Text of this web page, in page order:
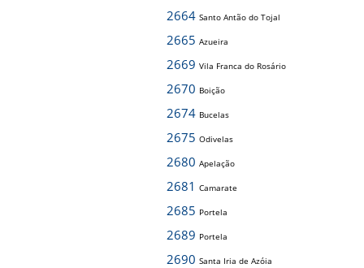
2664 Santo Antão do Tojal
2665 Azueira
2669 Vila Franca do Rosário
2670 Boição
2674 Bucelas
2675 Odivelas
2680 Apelação
2681 Camarate
2685 Portela
2689 Portela
2690 Santa Iria de Azóia